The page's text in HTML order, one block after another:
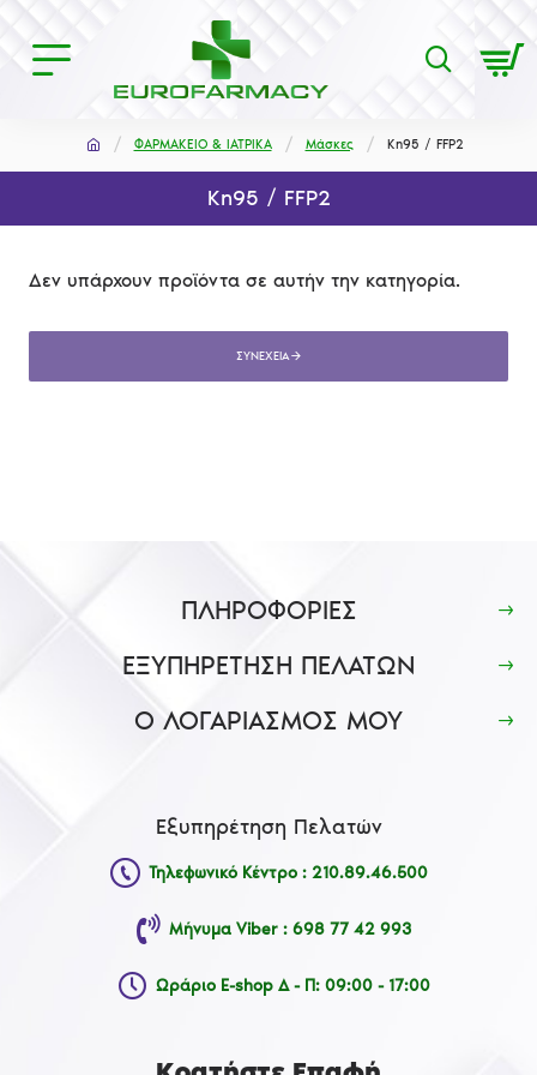
ΦΑΡΜΑΚΕΙΟ & ΙΑΤΡΙΚΑ Μάσκες Kn95 / FFP2
Kn95 / FFP2
Δεν υπάρχουν προϊόντα σε αυτήν την κατηγορία.
ΣΥΝΈΧΕΙΑ
ΠΛΗΡΟΦΟΡΙΕΣ
ΕΞΥΠΗΡΕΤΗΣΗ ΠΕΛΑΤΩΝ
Ο ΛΟΓΑΡΙΑΣΜΟΣ ΜΟΥ
Εξυπηρέτηση Πελατών
Τηλεφωνικό Κέντρο : 210.89.46.500
Μήνυμα Viber : 698 77 42 993
Ωράριο E-shop Δ - Π: 09:00 - 17:00